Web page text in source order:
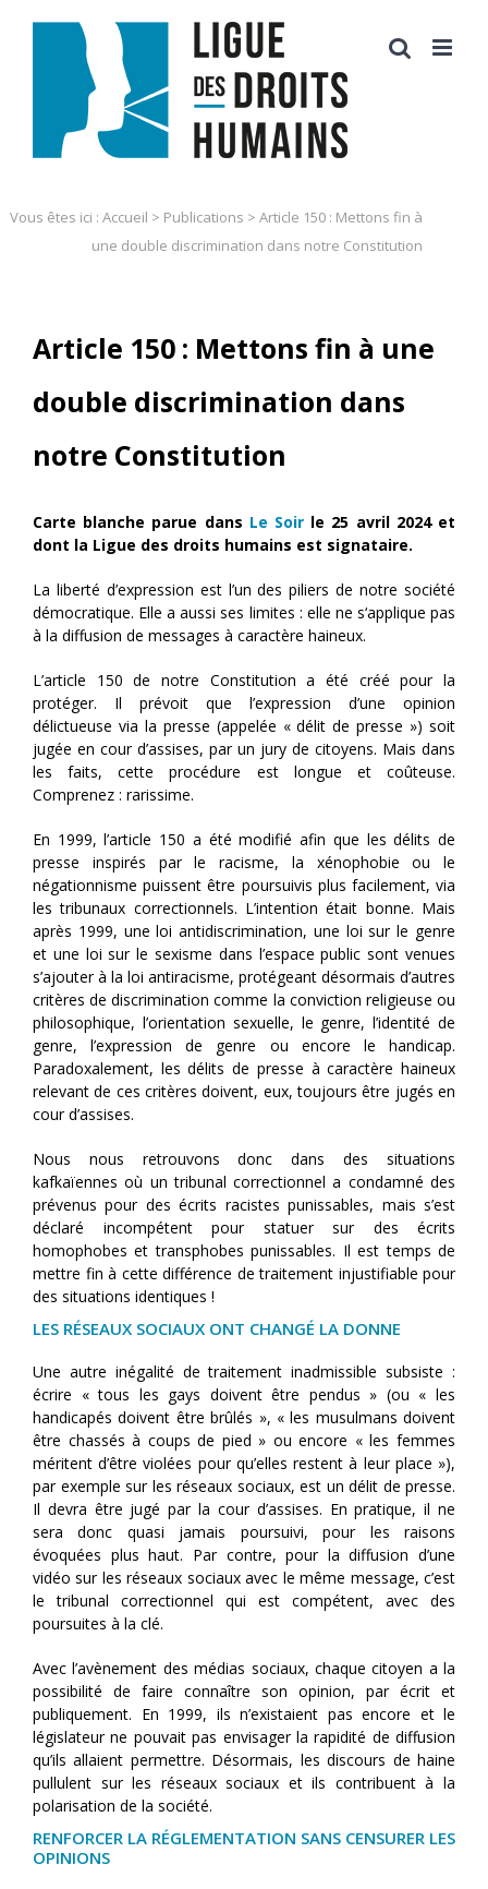
Vous êtes ici : Accueil > Publications > Article 150 : Mettons fin à
une double discrimination dans notre Constitution
Article 150 : Mettons fin à une
double discrimination dans
notre Constitution
Carte blanche parue dans Le Soir le 25 avril 2024 et
dont la Ligue des droits humains est signataire.
La liberté d’expression est l’un des piliers de notre société
démocratique. Elle a aussi ses limites : elle ne s‘applique pas
à la diffusion de messages à caractère haineux.
L’article 150 de notre Constitution a été créé pour la
protéger. Il prévoit que l’expression d’une opinion
délictueuse via la presse (appelée « délit de presse ») soit
jugée en cour d’assises, par un jury de citoyens. Mais dans
les faits, cette procédure est longue et coûteuse.
Comprenez : rarissime.
En 1999, l’article 150 a été modifié afin que les délits de
presse inspirés par le racisme, la xénophobie ou le
négationnisme puissent être poursuivis plus facilement, via
les tribunaux correctionnels. L’intention était bonne. Mais
après 1999, une loi antidiscrimination, une loi sur le genre
et une loi sur le sexisme dans l’espace public sont venues
s’ajouter à la loi antiracisme, protégeant désormais d’autres
critères de discrimination comme la conviction religieuse ou
philosophique, l’orientation sexuelle, le genre, l’identité de
genre, l’expression de genre ou encore le handicap.
Paradoxalement, les délits de presse à caractère haineux
relevant de ces critères doivent, eux, toujours être jugés en
cour d’assises.
Nous nous retrouvons donc dans des situations
kafkaïennes où un tribunal correctionnel a condamné des
prévenus pour des écrits racistes punissables, mais s’est
déclaré incompétent pour statuer sur des écrits
homophobes et transphobes punissables. Il est temps de
mettre fin à cette différence de traitement injustifiable pour
des situations identiques !
LES RÉSEAUX SOCIAUX ONT CHANGÉ LA DONNE
Une autre inégalité de traitement inadmissible subsiste :
écrire « tous les gays doivent être pendus » (ou « les
handicapés doivent être brûlés », « les musulmans doivent
être chassés à coups de pied » ou encore « les femmes
méritent d’être violées pour qu’elles restent à leur place »),
par exemple sur les réseaux sociaux, est un délit de presse.
Il devra être jugé par la cour d’assises. En pratique, il ne
sera donc quasi jamais poursuivi, pour les raisons
évoquées plus haut. Par contre, pour la diffusion d’une
vidéo sur les réseaux sociaux avec le même message, c’est
le tribunal correctionnel qui est compétent, avec des
poursuites à la clé.
Avec l’avènement des médias sociaux, chaque citoyen a la
possibilité de faire connaître son opinion, par écrit et
publiquement. En 1999, ils n’existaient pas encore et le
législateur ne pouvait pas envisager la rapidité de diffusion
qu’ils allaient permettre. Désormais, les discours de haine
pullulent sur les réseaux sociaux et ils contribuent à la
polarisation de la société.
RENFORCER LA RÉGLEMENTATION SANS CENSURER LES
OPINIONS